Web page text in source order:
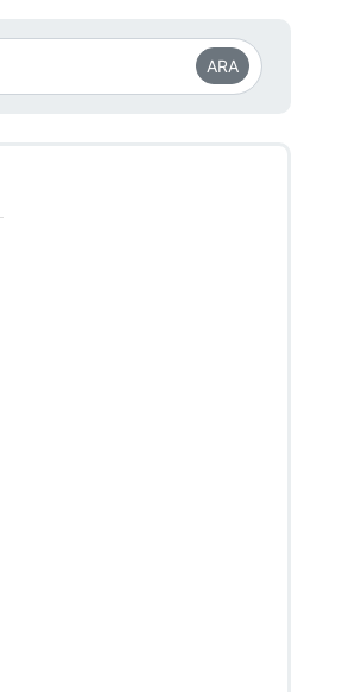
ARA